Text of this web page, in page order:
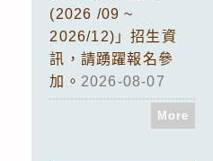
(2026 /09 ~
2026/12)」招生資
訊，請踴躍報名參
加。 2026-08-07
More